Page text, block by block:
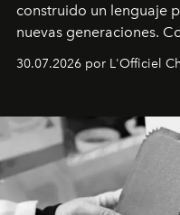
construido un lenguaje
nuevas generaciones.
Dubray, la responsable
Latinoamérica, sobre
30.07.2026 por L'Officiel